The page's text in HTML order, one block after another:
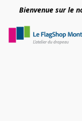
Bienvenue sur le